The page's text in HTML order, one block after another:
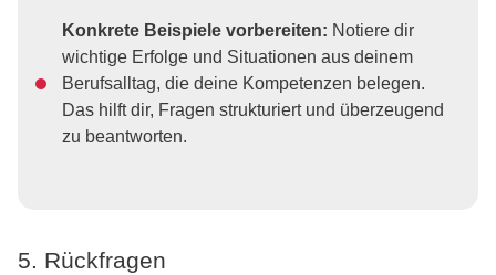
Konkrete Beispiele vorbereiten: Notiere dir
wichtige Erfolge und Situationen aus deinem
Berufsalltag, die deine Kompetenzen belegen.
Das hilft dir, Fragen strukturiert und überzeugend
zu beantworten.
5. Rückfragen